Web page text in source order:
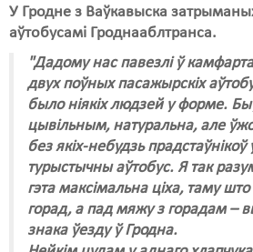
У Гродне з Ваўкавыска
аўтобусамі Гроднааблтранса.
"Дадому нас павезлі ў
двух поўных пасажырскіх
было ніякіх людзей у форме.
цывільным, натуральна, але
без якіх-небудзь
турыстычны аўтобус. Я так
гэта максімальна ціха, таму
горад, а пад мяжу з горадам –
знака ўезду ў Гродна.